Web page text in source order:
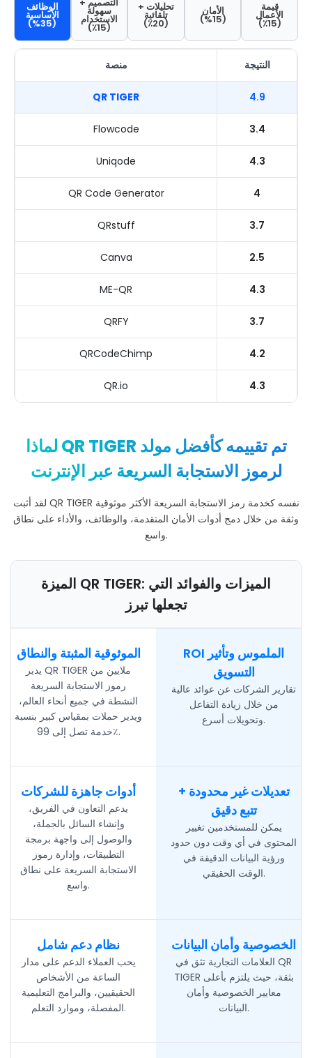
الوظائف
الأساسية
(35%)
سهولة
الاستخدام
(15٪)
تحليلات +
تلقائية
(20٪)
الأمان
(15%)
قيمة
الأعمال
(15٪)
منصة النتيجة
QR TIGER 4.9
Flowcode 3.4
Uniqode 4.3
QR Code Generator 4
QRstuff 3.7
Canva 2.5
ME-QR 4.3
QRFY 3.7
QRCodeChimp 4.2
QR.io 4.3
لماذا QR TIGER تم تقييمه كأفضل مولد
لرموز الاستجابة السريعة عبر الإنترنت
لقد أثبت QR TIGER نفسه كخدمة رمز الاستجابة السريعة الأكثر موثوقية
وثقة من خلال دمج أدوات الأمان المتقدمة، والوظائف، والأداء على نطاق
واسع.
الميزة QR TIGER: الميزات والفوائد التي
تجعلها تبرز
الموثوقية المثبتة والنطاق
يدير QR TIGER ملايين من
رموز الاستجابة السريعة
النشطة في جميع أنحاء العالم،
ويدير حملات بمقياس كبير بنسبة
خدمة تصل إلى 99٪.
ROI الملموس وتأثير
التسويق
تقارير الشركات عن عوائد عالية
من خلال زيادة التفاعل
وتحويلات أسرع.
أدوات جاهزة للشركات
يدعم التعاون في الفريق،
وإنشاء السائل بالجملة،
والوصول إلى واجهة برمجة
التطبيقات، وإدارة رموز
الاستجابة السريعة على نطاق
واسع.
تعديلات غير محدودة +
تتبع دقيق
يمكن للمستخدمين تغيير
المحتوى في أي وقت دون حدود
ورؤية البيانات الدقيقة في
الوقت الحقيقي.
نظام دعم شامل
يحب العملاء الدعم على مدار
الساعة من الأشخاص
الحقيقيين، والبرامج التعليمية
المفصلة، وموارد التعلم.
الخصوصية وأمان البيانات
العلامات التجارية تثق في QR
TIGER بثقة، حيث يلتزم بأعلى
معايير الخصوصية وأمان
البيانات.